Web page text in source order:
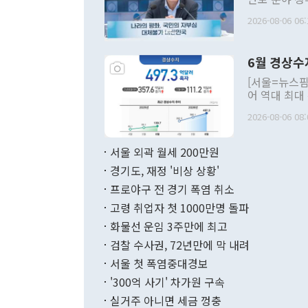
발언 중에는
주의적 희망
관의 대북
관 부처 장
관의 무리한
다. [정동영 통일부 장관이 지난달 23일 오후 서울 종로구 정부서울청사에
무너졌다고
함께 4자 대
2026-08-06
6월 경상
[서울=뉴스
어 역대 최
료=한국은행] 한국은행이 6일 발표한 '2026년 6월 국제수지(잠정)'
며 월간 기
196.9% 급
수출은
2026-08-06
서울 외곽 월세 200만원
경기도, 재정 '비상 상황'
프로야구 전 경기 폭염 취소
고령 취업자 첫 1000만명 돌파
화물선 운임 3주만에 최고
검찰 수사권, 72년만에 막 내려
서울 첫 폭염중대경보
'300억 사기' 차가원 구속
실거주 아니면 세금 껑충